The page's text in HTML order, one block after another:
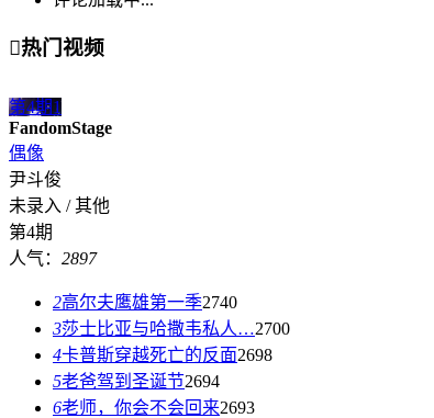
热门视频
第4期1
FandomStage
偶像
尹斗俊
未录入 / 其他
第4期
人气： 2897
2高尔夫鹰雄第一季2740
3莎士比亚与哈撒韦私人…2700
4卡普斯穿越死亡的反面2698
5老爸驾到圣诞节2694
6老师，你会不会回来2693